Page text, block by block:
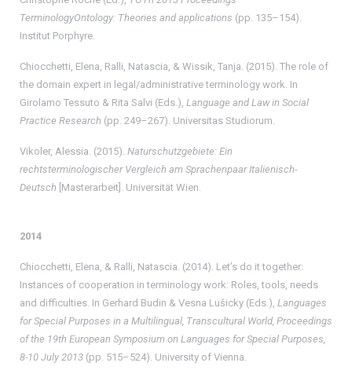
TerminologyOntology: Theories and applications (pp. 135–154).
Institut Porphyre.
Chiocchetti, Elena, Ralli, Natascia, & Wissik, Tanja. (2015). The role of
the domain expert in legal/administrative terminology work. In
Girolamo Tessuto & Rita Salvi (Eds.), Language and Law in Social
Practice Research (pp. 249–267). Universitas Studiorum.
Vikoler, Alessia. (2015). Naturschutzgebiete: Ein
rechtsterminologischer Vergleich am Sprachenpaar Italienisch-
Deutsch [Masterarbeit]. Universität Wien.
2014
Chiocchetti, Elena, & Ralli, Natascia. (2014). Let’s do it together:
Instances of cooperation in terminology work: Roles, tools, needs
and difficulties. In Gerhard Budin & Vesna Lušicky (Eds.), Languages
for Special Purposes in a Multilingual, Transcultural World, Proceedings
of the 19th European Symposium on Languages for Special Purposes,
8-10 July 2013 (pp. 515–524). University of Vienna.